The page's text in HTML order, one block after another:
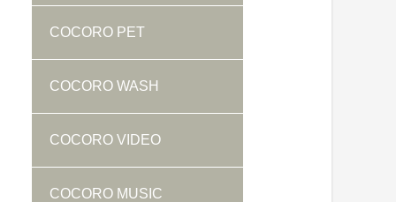
COCORO PET
COCORO WASH
COCORO VIDEO
COCORO MUSIC